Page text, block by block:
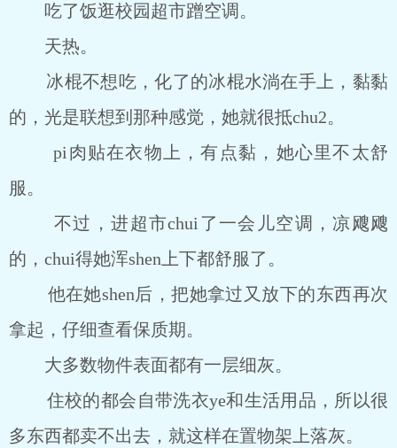
吃了饭逛校园超市蹭空调。
天热。
冰棍不想吃，化了的冰棍水淌在手上，黏黏
的，光是联想到那种感觉，她就很抵chu2。
pi肉贴在衣物上，有点黏，她心里不太舒
服。
不过，进超市chui了一会儿空调，凉飕飕
的，chui得她浑shen上下都舒服了。
他在她shen后，把她拿过又放下的东西再次
拿起，仔细查看保质期。
大多数物件表面都有一层细灰。
住校的都会自带洗衣ye和生活用品，所以很
多东西都卖不出去，就这样在置物架上落灰。